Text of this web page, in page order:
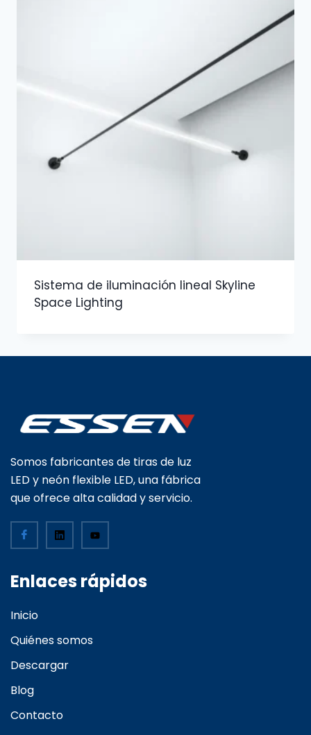
Sistema de iluminación lineal Skyline
Space Lighting
Somos fabricantes de tiras de luz
LED y neón flexible LED, una fábrica
que ofrece alta calidad y servicio.
Enlaces rápidos
Inicio
Quiénes somos
Descargar
Blog
Contacto